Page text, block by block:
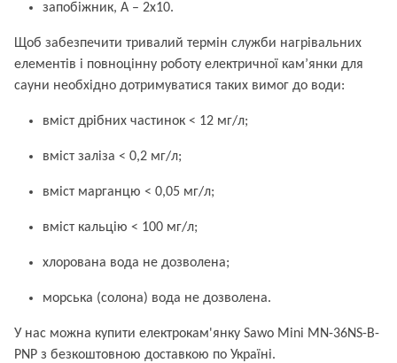
запобіжник, A – 2х10.
Щоб забезпечити тривалий термін служби нагрівальних
елементів і повноцінну роботу електричної кам’янки для
сауни необхідно дотримуватися таких вимог до води:
вміст дрібних частинок < 12 мг/л;
вміст заліза < 0,2 мг/л;
вміст марганцю < 0,05 мг/л;
вміст кальцію < 100 мг/л;
хлорована вода не дозволена;
морська (солона) вода не дозволена.
У нас можна купити електрокам'янку Sawo Mini MN-36NS-B-
PNP з безкоштовною доставкою по Україні.